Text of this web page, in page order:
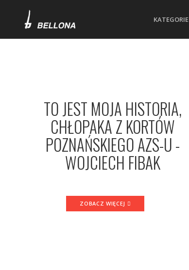
Wydawnictwo
KATEGORIE
TO JEST MOJA HISTORIA,
CHŁOPAKA Z KORTÓW
POZNAŃSKIEGO AZS-U -
WOJCIECH FIBAK
ZOBACZ WIĘCEJ